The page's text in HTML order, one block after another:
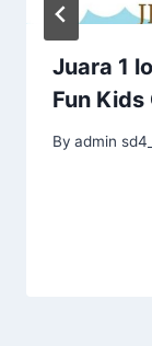
Juara 1
Fun
By admin